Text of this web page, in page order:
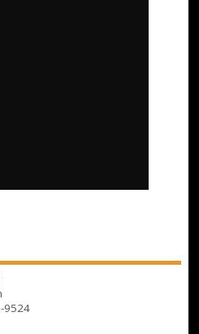
9524